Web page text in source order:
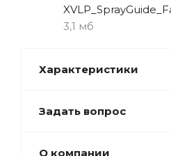
3,1 мб
Характеристики
Задать вопрос
О компании